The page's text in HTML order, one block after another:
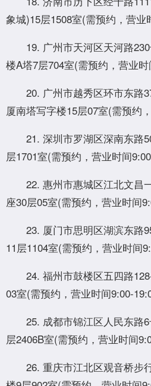
象城)15层1508室(需预约，营业
19. 广州市天河区天河路
楼A塔7层704室(需预约，营业
20. 广州市越秀区环市东路
厦南塔写字楼15层07室(需预约
21. 深圳市罗湖区深南东路
层1701室(需预约，营业时间
22. 惠州市惠城区江北文昌
座30层05室(需预约，营业时间
23. 厦门市思明区湖滨东路
11层1104室(需预约，营业时间
24. 福州市鼓楼区五四路
03室(需预约，营业时间9:00-
25. 成都市锦江区人民东路
层2406B室(需预约，营业时间
26. 重庆市江北区观音桥步